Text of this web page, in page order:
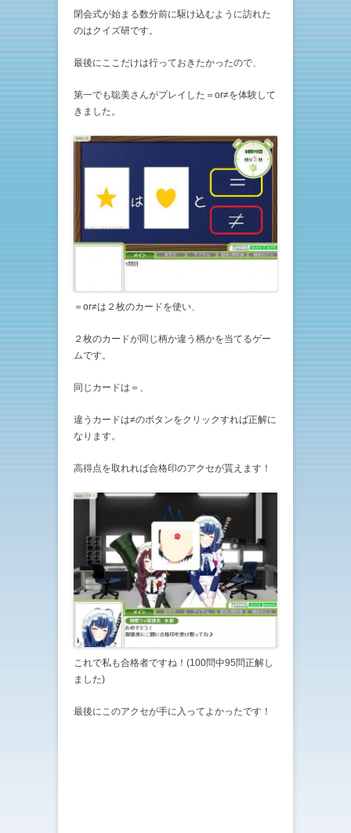
閉会式が始まる数分前に駆け込むように訪れた
のはクイズ研です。
最後にここだけは行っておきたかったので、
第一でも聡美さんがプレイした＝or≠を体験して
きました。
＝or≠は２枚のカードを使い、
２枚のカードが同じ柄か違う柄かを当てるゲー
ムです。
同じカードは＝、
違うカードは≠のボタンをクリックすれば正解に
なります。
高得点を取れれば合格印のアクセが貰えます！
これで私も合格者ですね！(100問中95問正解し
ました)
最後にこのアクセが手に入ってよかったです！